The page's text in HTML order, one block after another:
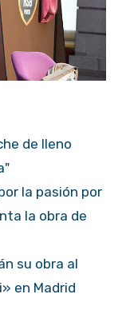
de lleno
la pasión por
la obra de
su obra al
en Madrid